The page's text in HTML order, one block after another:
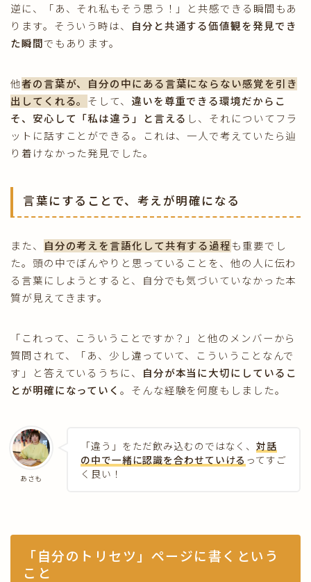
逆に、「あ、それ私もそう思う！」と共感できる瞬間もあ
ります。そういう時は、 自分と共通する価値観を発見でき
た瞬間でもあります。
他者の言葉が、自分の中にある言葉にならない感覚を引き
出してくれる。 そして、 違いを尊重できる環境だからこ
そ、安心して「私は違う」と言える し、それについてフラ
ットに話すことができる。これは、一人で考えていたら辿
り着けなかった発見でした。
言葉にすることで、考えが明確になる
また、 自分の考えを言語化して共有する過程も重要でし
た。頭の中でぼんやりと思っていることを、他の人に伝わ
る言葉にしようとすると、自分でも気づいていなかった本
質が見えてきます。
「これって、こういうことですか？」と他のメンバーから
質問されて、「あ、少し違っていて、こういうことなんで
す」と答えているうちに、
自分が本当に大切にしているこ
とが明確になっていく 。そんな経験を何度もしました。
あさも
「違う」をただ飲み込むのではなく、対話
の中で一緒に認識を合わせていける ってすご
く良い！
「自分のトリセツ」ページに書くという
こと